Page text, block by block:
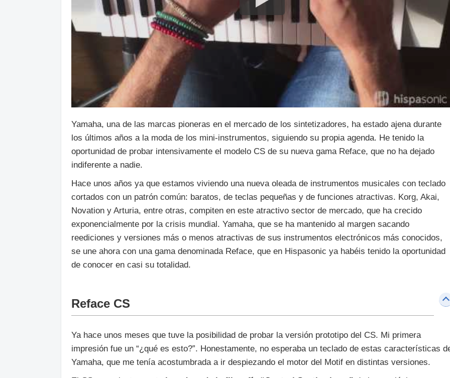
Yamaha, una de las marcas pioneras en el mercado de los sintetizadores, ha estado ajena durante
los últimos años a la moda de los mini-instrumentos, siguiendo su propia agenda. He tenido la
oportunidad de probar intensivamente el modelo CS de su nueva gama Reface, que no ha dejado
indiferente a nadie.
Hace unos años ya que estamos viviendo una nueva oleada de instrumentos musicales con teclado
cortados con un patrón común: baratos, de teclas pequeñas y de funciones atractivas. Korg, Akai,
Novation y Arturia, entre otras, compiten en este atractivo sector de mercado, que ha crecido
exponencialmente por la crisis mundial. Yamaha, que se ha mantenido al margen sacando
reediciones y versiones más o menos atractivas de sus instrumentos electrónicos más conocidos,
se une ahora con una gama denominada Reface, que en Hispasonic ya habéis tenido la oportunidad
de conocer en casi su totalidad.
Reface CS
Ya hace unos meses que tuve la posibilidad de probar la versión prototipo del CS. Mi primera
impresión fue un “¿qué es esto?”. Honestamente, no esperaba un teclado de estas características
Yamaha, que me tenía acostumbrada a ir despiezando el motor del Motif en distintas versiones.